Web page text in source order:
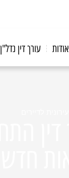
אודות עורך דין נדל"ן